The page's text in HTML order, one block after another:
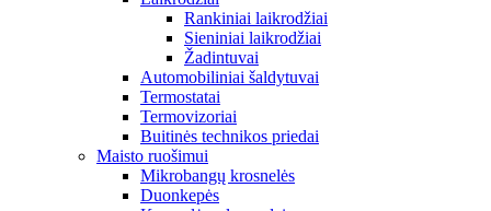
Rankiniai laikrodžiai
Sieniniai laikrodžiai
Žadintuvai
Automobiliniai šaldytuvai
Termostatai
Termovizoriai
Buitinės technikos priedai
Maisto ruošimui
Mikrobangų krosnelės
Duonkepės